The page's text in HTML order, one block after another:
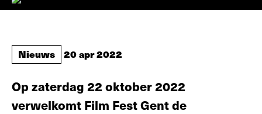
Nieuws 20 apr 2022
Op zaterdag 22 oktober 2022
verwelkomt Film Fest Gent de